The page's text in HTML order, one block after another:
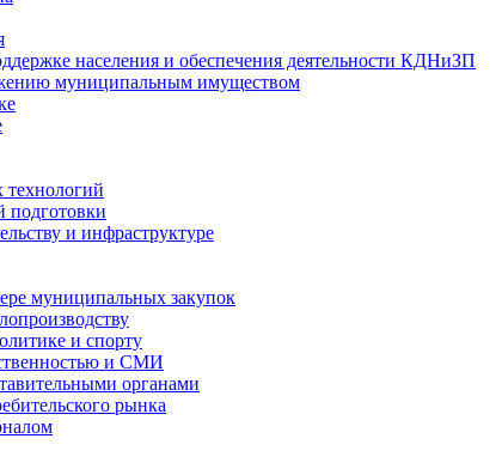
населения и обеспечения деятельности КДНиЗП
муниципальным имуществом
подготовки
и инфраструктуре
муниципальных закупок
и спорту
и СМИ
органами
рынка